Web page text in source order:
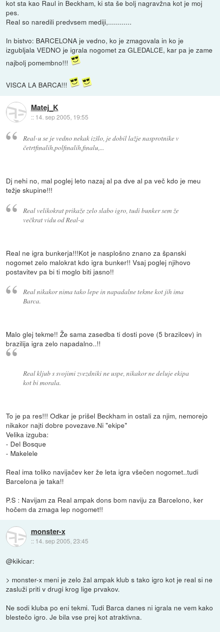
kot sta kao Raul in Beckham, ki sta še bolj nagravžna kot je moj
pes.
Real so naredili predvsem mediji,............
In bistvo: BARCELONA je vedno, ko je zmagovala in ko je
izgubljala VEDNO je igrala nogomet za GLEDALCE, kar pa je zame
najbolj pomembno!!!
VISCA LA BARCA!!!
Matej_K
:: 14. sep 2005, 19:55
Real-u se je vedno nekak izšlo, je dobil lažje nasprotnike v
četrtfinalih,polfinalih,finalu,...
Dj nehi no, mal poglej leto nazaj al pa dve al pa več kdo je meu
težje skupine!!!
Real velikokrat prikaže zelo slabo igro, tudi bunker sem že
večkrat vidu od Real-a
Real ne igra bunkerja!!!Kot je nasplošno znano za španski
nogomet zelo malokrat kdo igra bunker!! Vsaj poglej njihovo
postavitev pa bi ti moglo biti jasno!!
Real nikakor nima tako lepe in napadalne tekme kot jih ima
Barca.
Malo glej tekme!! Že sama zasedba ti dosti pove (5 brazilcev) in
brazilija igra zelo napadalno..!!
Real kljub s svojimi zvezdniki ne uspe, nikakor ne deluje ekipa
kot bi morala.
To je pa res!!! Odkar je prišel Beckham in ostali za njim, nemorejo
nikakor najti dobre povezave.Ni "ekipe"
Velika izguba:
- Del Bosque
- Makelele
Real ima toliko navijačev ker že leta igra všečen nogomet..tudi
Barcelona je taka!!
P.S : Navijam za Real ampak dons bom naviju za Barcelono, ker
hočem da zmaga lep nogomet!!
monster-x
:: 14. sep 2005, 23:45
@kikicar:
> monster-x meni je zelo žal ampak klub s tako igro kot je real si ne
zasluži priti v drugi krog lige prvakov.
Ne sodi kluba po eni tekmi. Tudi Barca danes ni igrala ne vem kako
blestečo igro. Je bila vse prej kot atraktivna.